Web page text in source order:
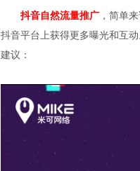
抖音自然流量推广 ，简单
抖音平台上获得更多曝光和互
建议：